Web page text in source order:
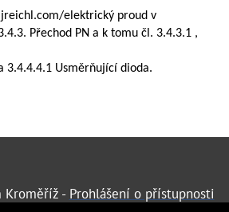
elektrický proud v
Přechod PN a k tomu čl. 3.4.3.1 ,
3.4.4.4.1 Usměrňující dioda.
Kroměříž - Prohlášení o přístupnosti